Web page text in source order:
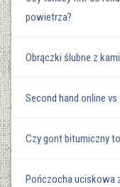
powietrza?
Obrączki ślubne z
Second hand online
Czy gont bitumiczny
Pończocha uciskowa